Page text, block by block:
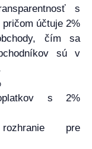
s
účtuje 2%
čím sa
sú v
s 2%
pre